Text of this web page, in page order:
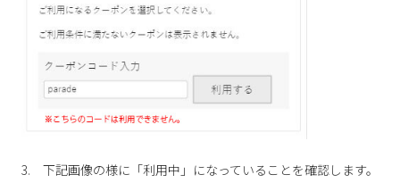
3. 下記画像の様に「利用中」になっていることを確認します。